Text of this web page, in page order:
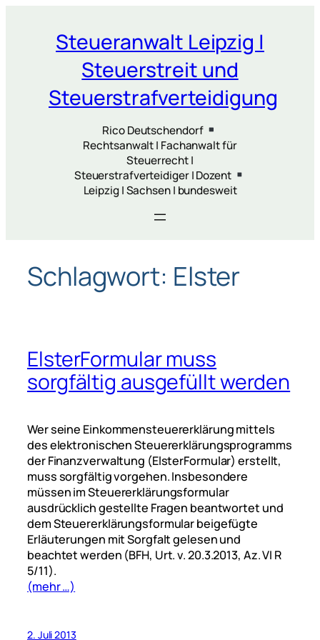
springenSteueranwalt Leipzig |
Steuerstreit und
Steuerstrafverteidigung
Rico Deutschendorf
Rechtsanwalt | Fachanwalt für
Steuerrecht |
Steuerstrafverteidiger | Dozent
Leipzig | Sachsen | bundesweit
Schlagwort: Elster
ElsterFormular muss
sorgfältig ausgefüllt werden
Wer seine Einkommensteuererklärung mittels
des elektronischen Steuererklärungsprogramms
der Finanzverwaltung (ElsterFormular) erstellt,
muss sorgfältig vorgehen. Insbesondere
müssen im Steuererklärungsformular
ausdrücklich gestellte Fragen beantwortet und
dem Steuererklärungsformular beigefügte
Erläuterungen mit Sorgfalt gelesen und
beachtet werden (BFH, Urt. v. 20.3.2013, Az. VI R
5/11).
(mehr …)
2. Juli 2013